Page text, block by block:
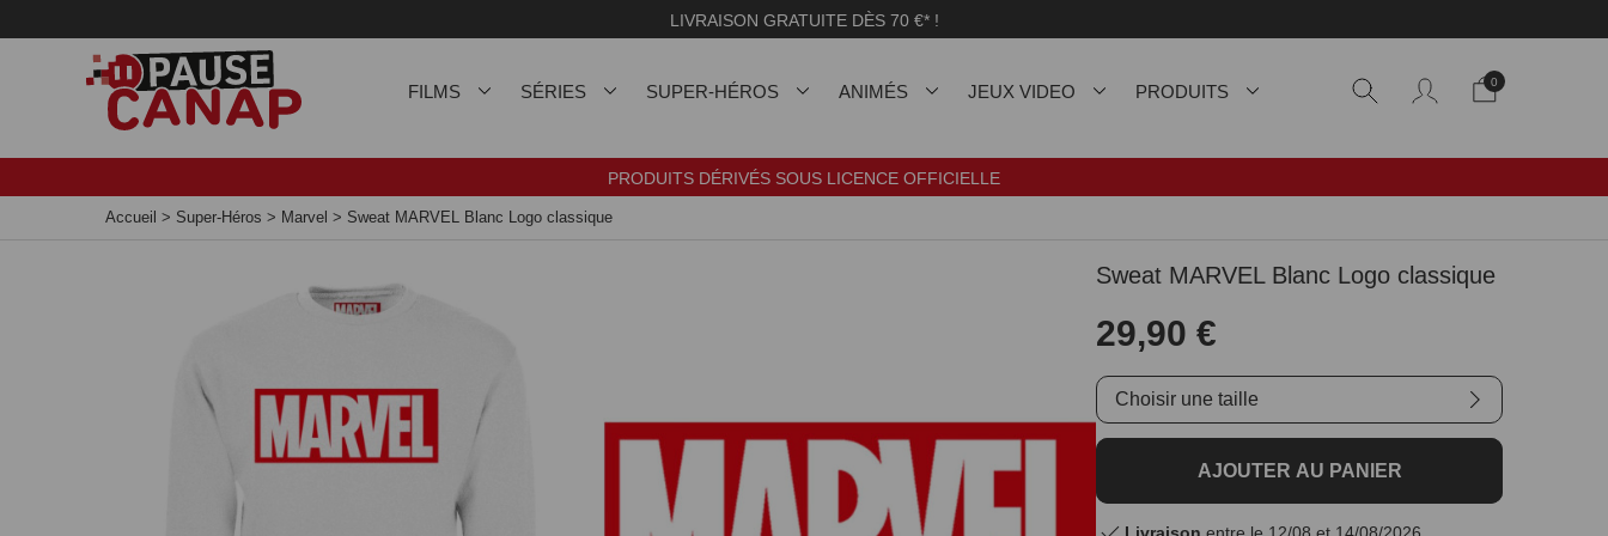
LIVRAISON GRATUITE DÈS 70 €* !
FILMS SÉRIES SUPER-HÉROS ANIMÉS JEUX VIDEO PRODUITS 0
PRODUITS DÉRIVÉS SOUS LICENCE OFFICIELLE
Accueil > Super-Héros > Marvel > Sweat MARVEL Blanc Logo classique
Sweat MARVEL Blanc Logo classique
29,90 €
Choisir une taille
AJOUTER AU PANIER
Livraison entre le 12/08 et 14/08/2026